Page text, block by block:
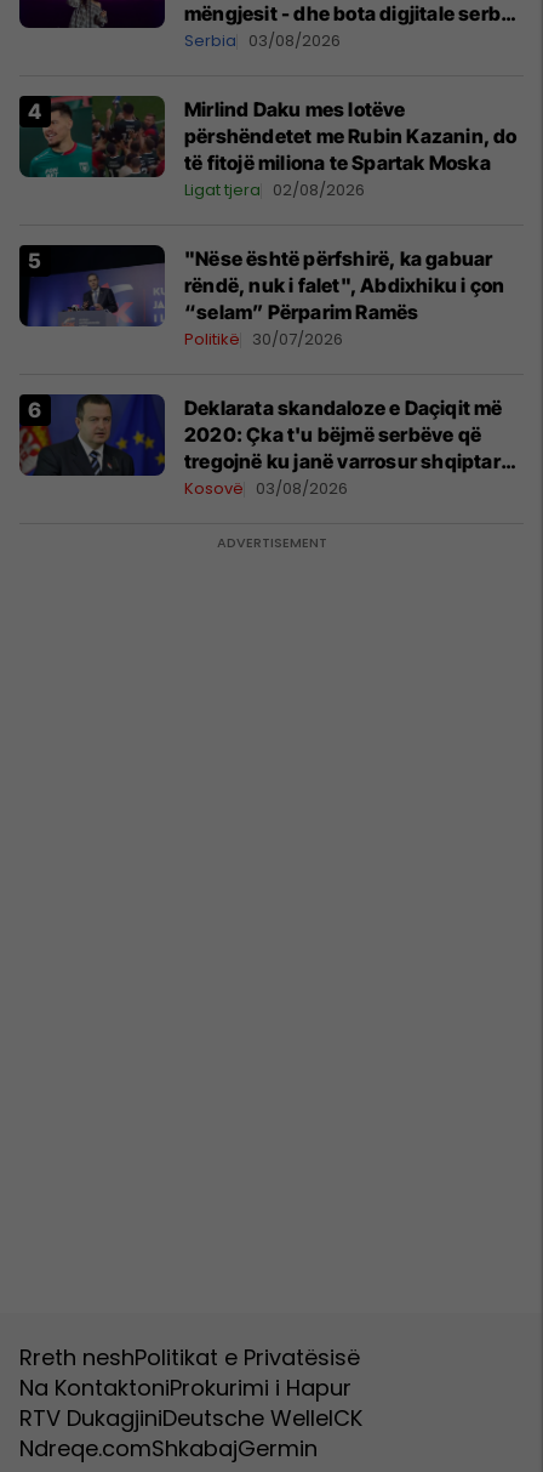
mëngjesit - dhe bota digjitale serbe
shpall gjendjen e luftës
Serbia 03/08/2026
Mirlind Daku mes lotëve
përshëndetet me Rubin Kazanin, do
të fitojë miliona te Spartak Moska
Ligat tjera 02/08/2026
"Nëse është përfshirë, ka gabuar
rëndë, nuk i falet", Abdixhiku i çon
“selam” Përparim Ramës
Politikë 30/07/2026
​Deklarata skandaloze e Daçiqit më
2020: Çka t'u bëjmë serbëve që
tregojnë ku janë varrosur shqiptarët
në Serbi
Kosovë 03/08/2026
Rreth neshPolitikat e Privatësisë
Na KontaktoniProkurimi i Hapur
RTV DukagjiniDeutsche WelleICK
Ndreqe.comShkabajGermin